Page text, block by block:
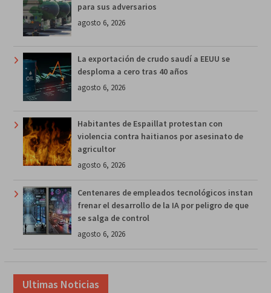
para sus adversarios
agosto 6, 2026
La exportación de crudo saudí a EEUU se
desploma a cero tras 40 años
agosto 6, 2026
Habitantes de Espaillat protestan con
violencia contra haitianos por asesinato de
agricultor
agosto 6, 2026
Centenares de empleados tecnológicos instan
frenar el desarrollo de la IA por peligro de que
se salga de control
agosto 6, 2026
Ultimas Noticias